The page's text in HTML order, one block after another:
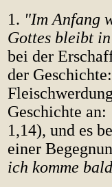
1. "Im Anfang
Gottes bleibt
bei der
der Geschichte:
Geschichte an:
1,14), und es
einer
ich komme